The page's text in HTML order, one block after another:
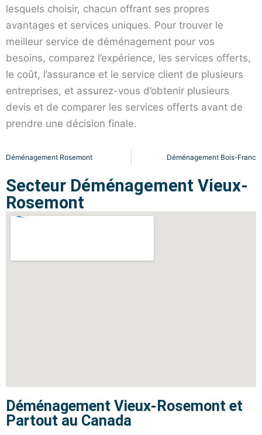
lesquels choisir, chacun offrant ses propres
avantages et services uniques. Pour trouver le
meilleur service de déménagement pour vos
besoins, comparez l’expérience, les services offerts,
le coût, l’assurance et le service client de plusieurs
entreprises, et assurez-vous d’obtenir plusieurs
devis et de comparer les services offerts avant de
prendre une décision finale.
Déménagement Rosemont Déménagement Bois-Franc
Secteur Déménagement Vieux-
Rosemont
Déménagement Vieux-Rosemont et
Partout au Canada